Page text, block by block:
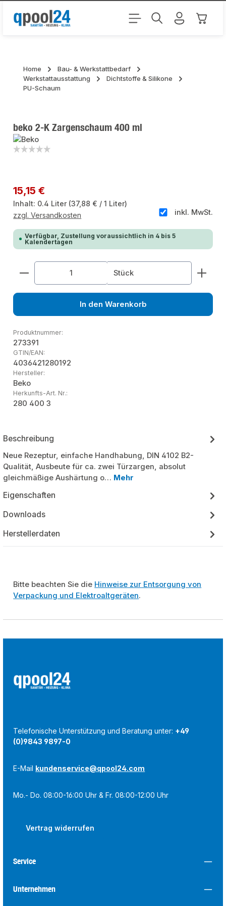
Zum Hauptinhalt springen
Home
Bau- & Werkstattbedarf
Werkstattausstattung
Dichtstoffe & Silikone
PU-Schaum
beko 2-K Zargenschaum 400 ml
Regulärer Preis:
15,15 €
Inhalt: 0.4 Liter (37,88 € / 1 Liter)
inkl. MwSt.
zzgl. Versandkosten
Verfügbar, Zustellung voraussichtlich in 4 bis 5
Kalendertagen
Produkt Anzahl: Gib den gewünschten Wert
Stück
In den Warenkorb
Produktnummer:
273391
GTIN/EAN:
4036421280192
Hersteller:
Beko
Herkunfts-Art. Nr.:
280 400 3
Beschreibung
Neue Rezeptur, einfache Handhabung, DIN 4102 B2-
Qualität, Ausbeute für ca. zwei Türzargen, absolut
gleichmäßige Aushärtung o… Mehr
Eigenschaften
Downloads
Herstellerdaten
Bitte beachten Sie die Hinweise zur Entsorgung von
Verpackung und Elektroaltgeräten.
Telefonische Unterstützung und Beratung unter: +49
(0)9843 9897-0
E-Mail kundenservice@qpool24.com
Mo.- Do. 08:00-16:00 Uhr & Fr. 08:00-12:00 Uhr
Vertrag widerrufen
Service
Unternehmen